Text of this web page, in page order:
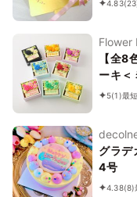
4.83
【全8
ーキ＜
5(1)最
グラデ
4号
4.38(8)